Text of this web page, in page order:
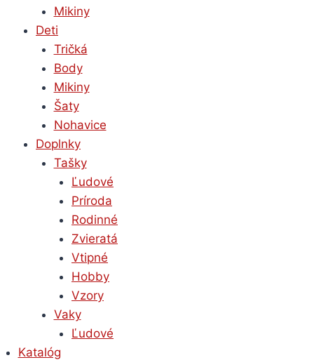
Mikiny
Deti
Tričká
Body
Mikiny
Šaty
Nohavice
Doplnky
Tašky
Ľudové
Príroda
Rodinné
Zvieratá
Vtipné
Hobby
Vzory
Vaky
Ľudové
Katalóg